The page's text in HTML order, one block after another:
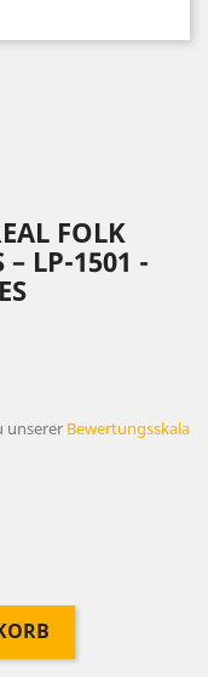
FOLK
– LP-1501 -
unserer Bewertungsskala